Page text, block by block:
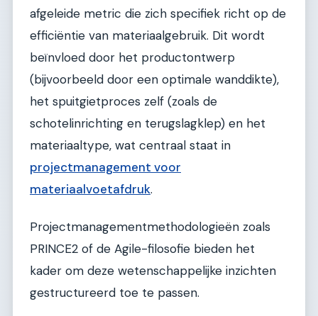
afgeleide metric die zich specifiek richt op de
efficiëntie van materiaalgebruik. Dit wordt
beïnvloed door het productontwerp
(bijvoorbeeld door een optimale wanddikte),
het spuitgietproces zelf (zoals de
schotelinrichting en terugslagklep) en het
materiaaltype, wat centraal staat in
projectmanagement voor
materiaalvoetafdruk.
Projectmanagementmethodologieën zoals
PRINCE2 of de Agile-filosofie bieden het
kader om deze wetenschappelijke inzichten
gestructureerd toe te passen.